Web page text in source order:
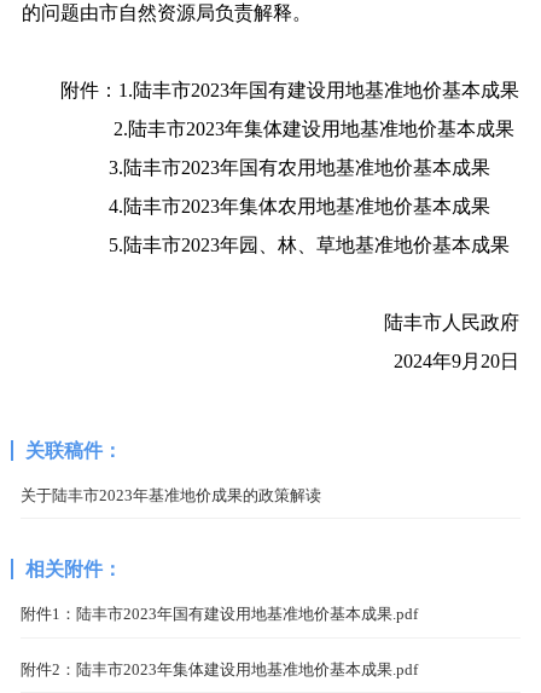
的问题由市自然资源局负责解释。
附件：1.陆丰市2023年国有建设用地基准地价基本成果
2.陆丰市2023年集体建设用地基准地价基本成果
3.陆丰市2023年国有农用地基准地价基本成果
4.陆丰市2023年集体农用地基准地价基本成果
5.陆丰市2023年园、林、草地基准地价基本成果
陆丰市人民政府
2024年9月20日
关联稿件：
关于陆丰市2023年基准地价成果的政策解读
相关附件：
附件1：陆丰市2023年国有建设用地基准地价基本成果.pdf
附件2：陆丰市2023年集体建设用地基准地价基本成果.pdf